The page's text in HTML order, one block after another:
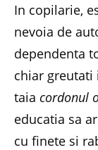
In copilarie,
nevoia de
dependenta
chiar greutati
taia cordonul
educatia sa
cu finete si